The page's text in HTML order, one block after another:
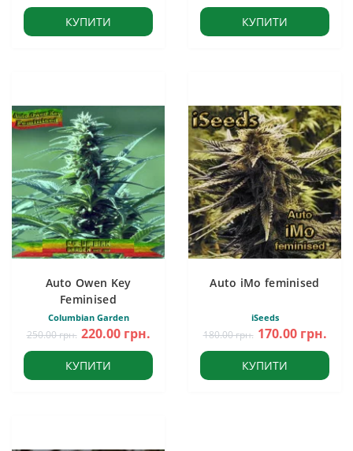
КУПИТИ КУПИТИ
Auto Owen Key
Feminised
Columbian Garden
250.00 грн. 220.00 грн.
КУПИТИ
Auto iMo feminised
iSeeds
180.00 грн. 170.00 грн.
КУПИТИ